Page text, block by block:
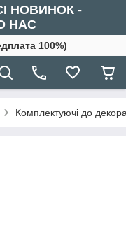
НОВИНОК -
НАС
100%)
Комплектуючі до